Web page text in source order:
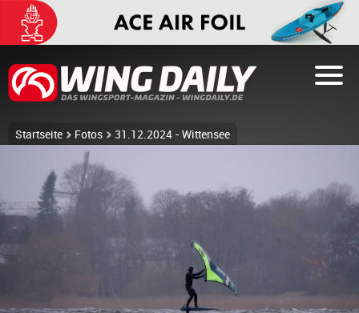
Startseite Fotos 31.12.2024 - Wittensee